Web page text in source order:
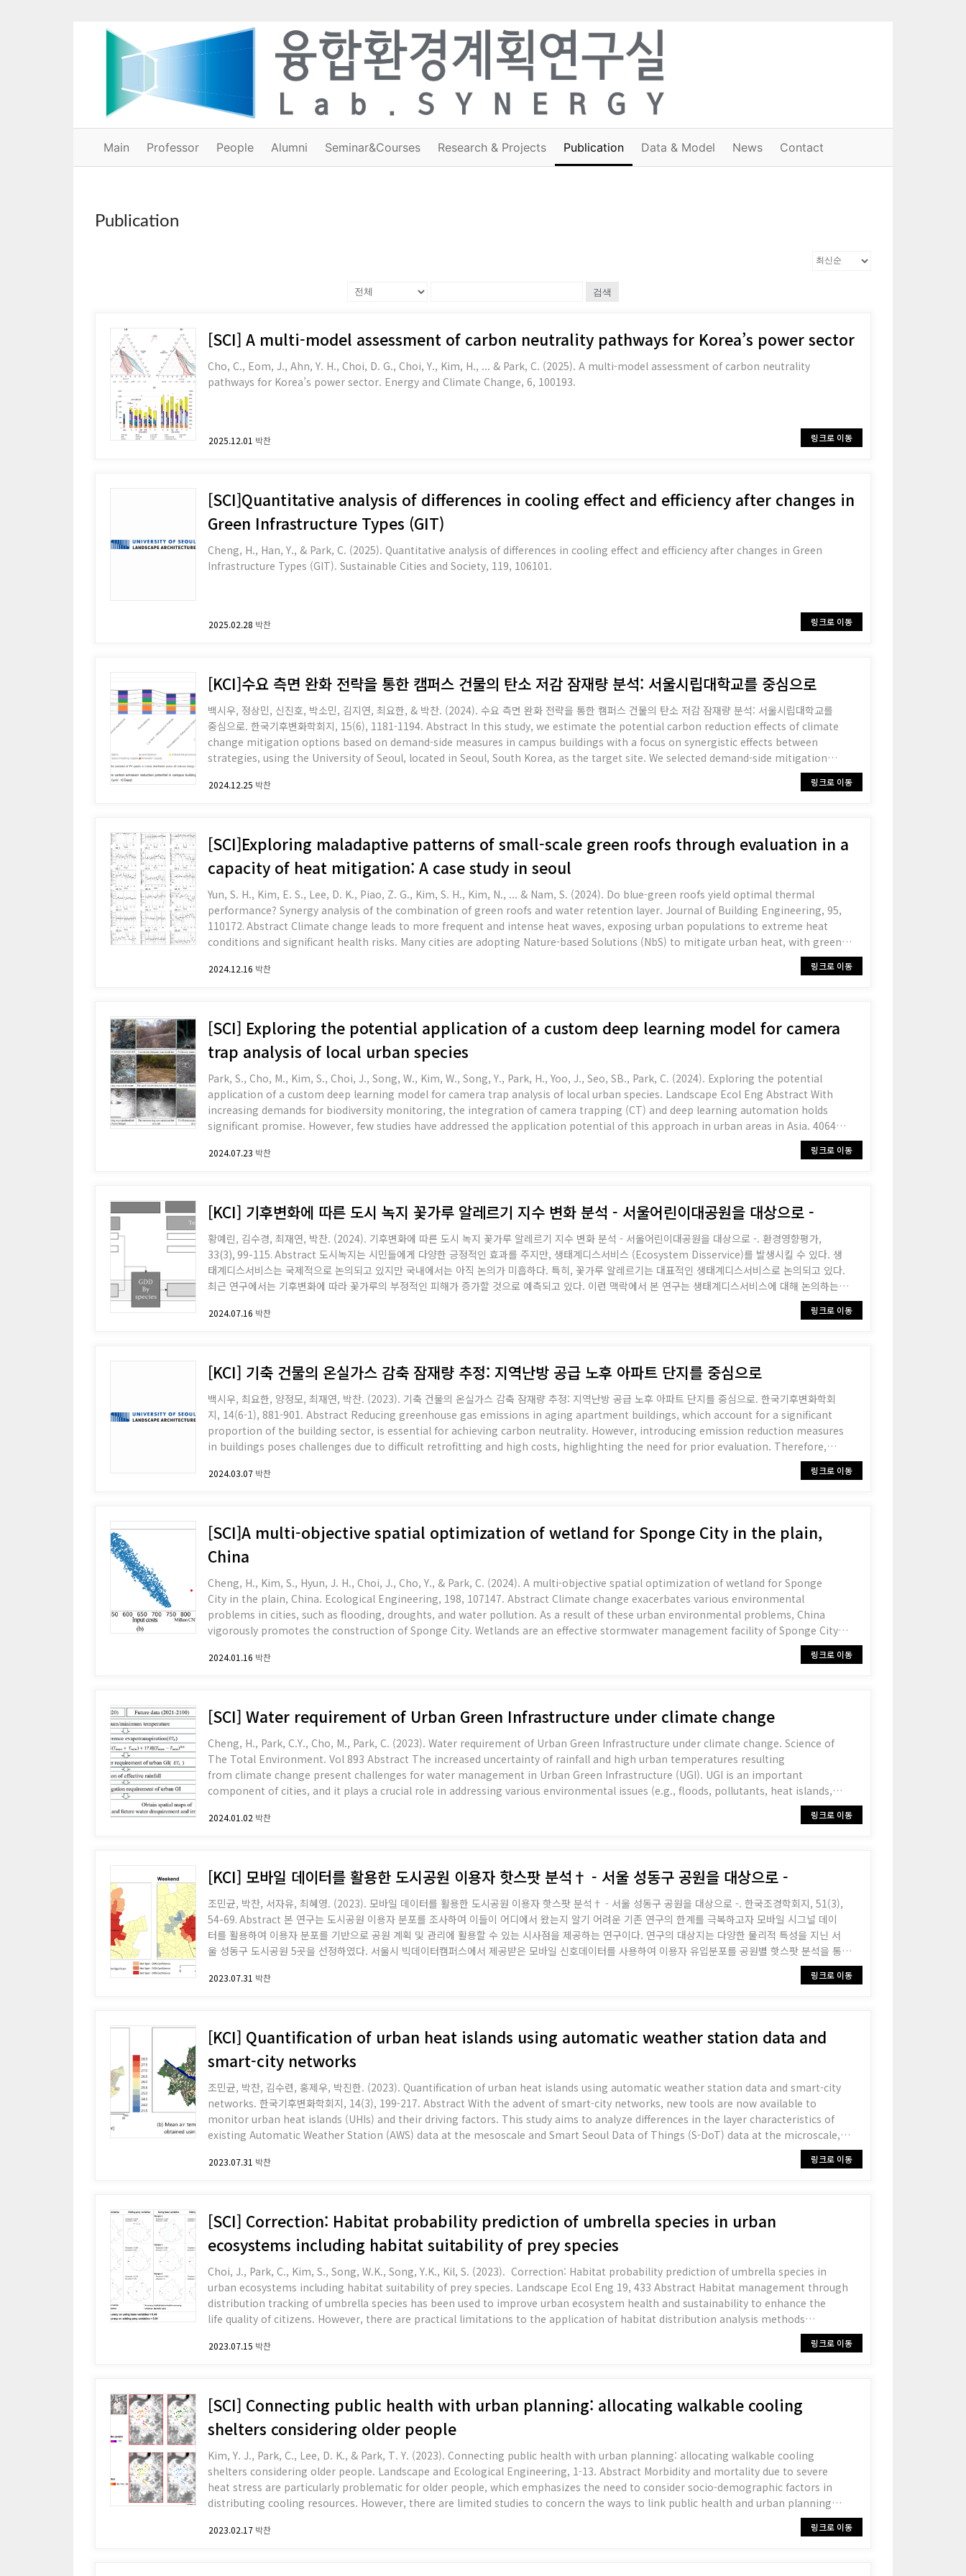
Main Professor People Alumni Seminar&Courses Research & Projects Publication Data & Model News Contact
Publication
검색
[SCI] A multi-model assessment of carbon neutrality pathways for Korea’s power sector
Cho, C., Eom, J., Ahn, Y. H., Choi, D. G., Choi, Y., Kim, H., ... & Park, C. (2025). A multi-model assessment of carbon neutrality
pathways for Korea’s power sector. Energy and Climate Change, 6, 100193.
2025.12.01 박찬 링크로 이동
[SCI]Quantitative analysis of differences in cooling effect and efficiency after changes in
Green Infrastructure Types (GIT)
Cheng, H., Han, Y., & Park, C. (2025). Quantitative analysis of differences in cooling effect and efficiency after changes in Green
2025.02.28 박찬 링크로 이동
[KCI]수요 측면 완화 전략을 통한 캠퍼스 건물의 탄소 저감 잠재량 분석: 서울시립대학교를 중심으로
백시우, 정상민, 신진호, 박소민, 김지연, 최요한, & 박찬. (2024). 수요 측면 완화 전략을 통한 캠퍼스 건물의 탄소 저감 잠재량 분석: 서울시립대학교를
중심으로. 한국기후변화학회지, 15(6), 1181-1194. Abstract In this study, we estimate the potential carbon reduction effects of climate
change mitigation options based on demand-side measures in campus buildings with a focus on synergistic effects between
strategies, using the University of Seoul, located in Seoul, South Korea, as the target site. We selected demand-side mitigation
options based on a review of the university's development strategy literature and the results of workshop-based initiatives on
behavio
2024.12.25 박찬 링크로 이동
[SCI]Exploring maladaptive patterns of small-scale green roofs through evaluation in a
capacity of heat mitigation: A case study in seoul
Yun, S. H., Kim, E. S., Lee, D. K., Piao, Z. G., Kim, S. H., Kim, N., ... & Nam, S. (2024). Do blue-green roofs yield optimal thermal
performance? Synergy analysis of the combination of green roofs and water retention layer. Journal of Building Engineering, 95,
110172. Abstract Climate change leads to more frequent and intense heat waves, exposing urban populations to extreme heat
conditions and significant health risks. Many cities are adopting Nature-based Solutions (NbS) to mitigate urban heat, with green
2024.12.16 박찬 링크로 이동
[SCI] Exploring the potential application of a custom deep learning model for camera
trap analysis of local urban species
Park, S., Cho, M., Kim, S., Choi, J., Song, W., Kim, W., Song, Y., Park, H., Yoo, J., Seo, SB., Park, C. (2024). Exploring the potential
application of a custom deep learning model for camera trap analysis of local urban species. Landscape Ecol Eng Abstract With
increasing demands for biodiversity monitoring, the integration of camera trapping (CT) and deep learning automation holds
significant promise. However, few studies have addressed the application potential of this approach in urban areas in Asia. 4064
2024.07.23 박찬 링크로 이동
[KCI] 기후변화에 따른 도시 녹지 꽃가루 알레르기 지수 변화 분석 - 서울어린이대공원을 대상으로 -
황예린, 김수경, 최재연, 박찬. (2024). 기후변화에 따른 도시 녹지 꽃가루 알레르기 지수 변화 분석 - 서울어린이대공원을 대상으로 -. 환경영향평가,
33(3), 99-115. Abstract 도시녹지는 시민들에게 다양한 긍정적인 효과를 주지만, 생태계디스서비스 (Ecosystem Disservice)를 발생시킬 수 있다. 생
태계디스서비스는 국제적으로 논의되고 있지만 국내에서는 아직 논의가 미흡하다. 특히, 꽃가루 알레르기는 대표적인 생태계디스서비스로 논의되고 있다.
최근 연구에서는 기후변화에 따라 꽃가루의 부정적인 피해가 증가할 것으로 예측되고 있다. 이런 맥락에서 본 연구는 생태계디스서비스에 대해 논의하는
첫단계로서 현재 도시 녹지의 꽃가루 알레르기 유발성을 진단하고 기후변화 시나리오상에서 꽃가루 알레르기 유발성의 변화를 확인하고자 한다. 이를 위
해, 꽃가루 알레르기 유발성 평가를 위해 개발된 IUGZA (Urban Green Zone Allergenicity Index)를 사용하여 서울어린이대공원을 대상으로 꽃가루
2024.07.16 박찬 링크로 이동
[KCI] 기축 건물의 온실가스 감축 잠재량 추정: 지역난방 공급 노후 아파트 단지를 중심으로
백시우, 최요한, 양정모, 최재연, 박찬. (2023). 기축 건물의 온실가스 감축 잠재량 추정: 지역난방 공급 노후 아파트 단지를 중심으로. 한국기후변화학회
지, 14(6-1), 881-901. Abstract Reducing greenhouse gas emissions in aging apartment buildings, which account for a significant
proportion of the building sector, is essential for achieving carbon neutrality. However, introducing emission reduction measures
in buildings poses challenges due to difficult retrofitting and high costs, highlighting the need for prior evaluation. Therefore,
this study assessed the potential for emission reduction by implementing energy efficiency improvements and heating electrif
2024.03.07 박찬 링크로 이동
[SCI]A multi-objective spatial optimization of wetland for Sponge City in the plain,
China
Cheng, H., Kim, S., Hyun, J. H., Choi, J., Cho, Y., & Park, C. (2024). A multi-objective spatial optimization of wetland for Sponge
City in the plain, China. Ecological Engineering, 198, 107147. Abstract Climate change exacerbates various environmental
problems in cities, such as flooding, droughts, and water pollution. As a result of these urban environmental problems, China
vigorously promotes the construction of Sponge City. Wetlands are an effective stormwater management facility of Sponge City
2024.01.16 박찬 링크로 이동
[SCI] Water requirement of Urban Green Infrastructure under climate change
Cheng, H., Park, C.Y., Cho, M., Park, C. (2023). Water requirement of Urban Green Infrastructure under climate change. Science of
The Total Environment. Vol 893 Abstract The increased uncertainty of rainfall and high urban temperatures resulting
from climate change present challenges for water management in Urban Green Infrastructure (UGI). UGI is an important
component of cities, and it plays a crucial role in addressing various environmental issues (e.g., floods, pollutants, heat islands,
2024.01.02 박찬 링크로 이동
[KCI] 모바일 데이터를 활용한 도시공원 이용자 핫스팟 분석† - 서울 성동구 공원을 대상으로 -
조민균, 박찬, 서자유, 최혜영. (2023). 모바일 데이터를 활용한 도시공원 이용자 핫스팟 분석† - 서울 성동구 공원을 대상으로 -. 한국조경학회지, 51(3),
54-69. Abstract 본 연구는 도시공원 이용자 분포를 조사하여 이들이 어디에서 왔는지 알기 어려운 기존 연구의 한계를 극복하고자 모바일 시그널 데이
터를 활용하여 이용자 분포를 기반으로 공원 계획 및 관리에 활용할 수 있는 시사점을 제공하는 연구이다. 연구의 대상지는 다양한 물리적 특성을 지닌 서
울 성동구 도시공원 5곳을 선정하였다. 서울시 빅데이터캠퍼스에서 제공받은 모바일 신호데이터를 사용하여 이용자 유입분포를 공원별 핫스팟 분석을 통
해 파악하고 도시 맥락과 공원 영향권의 관계에 대해 도출했다. 공원 주변 상업비율이 높은 서울숲(P1)과 성수공원(P3)은 주변이 주거지역인 응봉공원
(P2), 독서당공원(P4), 대현산공원(P5)보다 넓은 사용자 핫스팟을 보여주었다. 주변에 상업공간이 많은 공원이 넓은 영향권을 보였으며, 공원의 규모가
2023.07.31 박찬 링크로 이동
[KCI] Quantification of urban heat islands using automatic weather station data and
smart-city networks
조민균, 박찬, 김수련, 홍제우, 박진한. (2023). Quantification of urban heat islands using automatic weather station data and smart-city
networks. 한국기후변화학회지, 14(3), 199-217. Abstract With the advent of smart-city networks, new tools are now available to
monitor urban heat islands (UHIs) and their driving factors. This study aims to analyze differences in the layer characteristics of
existing Automatic Weather Station (AWS) data at the mesoscale and Smart Seoul Data of Things (S-DoT) data at the microscale,
2023.07.31 박찬 링크로 이동
[SCI] Correction: Habitat probability prediction of umbrella species in urban
ecosystems including habitat suitability of prey species
Choi, J., Park, C., Kim, S., Song, W.K., Song, Y.K., Kil, S. (2023). Correction: Habitat probability prediction of umbrella species in
urban ecosystems including habitat suitability of prey species. Landscape Ecol Eng 19, 433 Abstract Habitat management through
distribution tracking of umbrella species has been used to improve urban ecosystem health and sustainability to enhance the
life quality of citizens. However, there are practical limitations to the application of habitat distribution analysis methods
2023.07.15 박찬 링크로 이동
[SCI] Connecting public health with urban planning: allocating walkable cooling
shelters considering older people
Kim, Y. J., Park, C., Lee, D. K., & Park, T. Y. (2023). Connecting public health with urban planning: allocating walkable cooling
shelters considering older people. Landscape and Ecological Engineering, 1-13. Abstract Morbidity and mortality due to severe
heat stress are particularly problematic for older people, which emphasizes the need to consider socio-demographic factors in
distributing cooling resources. However, there are limited studies to concern the ways to link public health and urban planning
2023.02.17 박찬 링크로 이동